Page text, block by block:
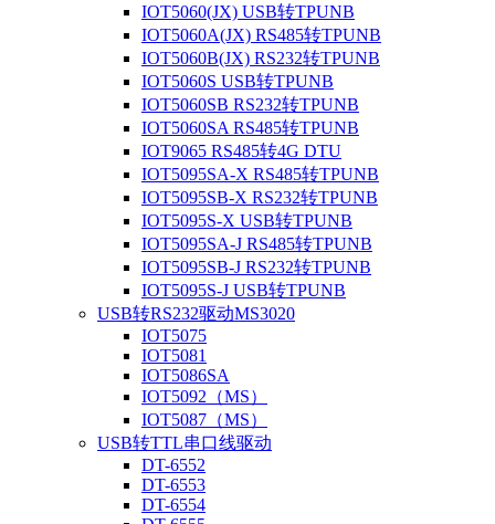
IOT5060(JX) USB转TPUNB
IOT5060A(JX) RS485转TPUNB
IOT5060B(JX) RS232转TPUNB
IOT5060S USB转TPUNB
IOT5060SB RS232转TPUNB
IOT5060SA RS485转TPUNB
IOT9065 RS485转4G DTU
IOT5095SA-X RS485转TPUNB
IOT5095SB-X RS232转TPUNB
IOT5095S-X USB转TPUNB
IOT5095SA-J RS485转TPUNB
IOT5095SB-J RS232转TPUNB
IOT5095S-J USB转TPUNB
USB转RS232驱动MS3020
IOT5075
IOT5081
IOT5086SA
IOT5092（MS）
IOT5087（MS）
USB转TTL串口线驱动
DT-6552
DT-6553
DT-6554